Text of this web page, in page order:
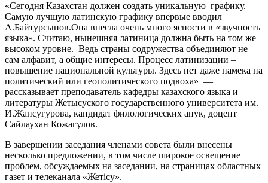
«Сегодня Казахстан должен создать уникальную графику.
Самую лучшую латинскую графику впервые вводил
А.Байтурсынов.Она внесла очень много ясности в «звучность
языка». Считаю, нынешняя латиница должна быть на том же
высоком уровне. Ведь страны содружества объединяют не
сам алфавит, а общие интересы. Процесс латинизации –
повышение национальной культуры. Здесь нет даже намека на
политический или геополитического подвоха» —
рассказывает преподаватель кафедры казахского языка и
литературы Жетысуского государственного университета им.
И.Жансугурова, кандидат филологических анук, доцент
Сайлаухан Кожагулов.
В завершении заседания членами совета были внесены
несколько предложении, в том числе широкое освещение
проблем, обсуждаемых на заседании, на страницах областных
газет и телеканала «Жетісу».